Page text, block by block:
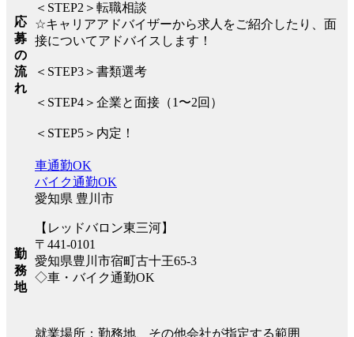
応
募
の
流
れ
＜STEP2＞転職相談
☆キャリアアドバイザーから求人をご紹介したり、面
接についてアドバイスします！
＜STEP3＞書類選考
＜STEP4＞企業と面接（1〜2回）
＜STEP5＞内定！
勤
務
地
車通勤OK
バイク通勤OK
愛知県 豊川市
【レッドバロン東三河】
〒441-0101
愛知県豊川市宿町古十王65-3
◇車・バイク通勤OK
就業場所：勤務地、その他会社が指定する範囲